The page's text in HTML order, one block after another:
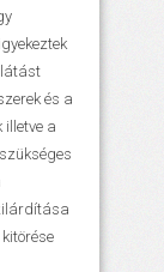
és a
illetve a